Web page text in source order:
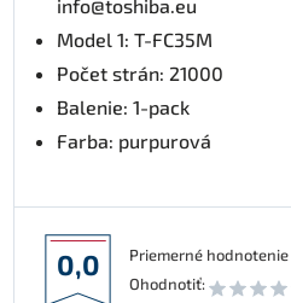
info@toshiba.eu
Model 1: T-FC35M
Počet strán: 21000
Balenie: 1-pack
Farba: purpurová
0,0 Priemerné hodnotenie
Ohodnotiť: